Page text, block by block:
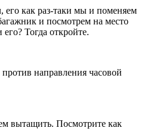
его как раз-таки мы и поменяем
и посмотрем на место
Тогда откройте.
направления часовой
вытащить. Посмотрите как